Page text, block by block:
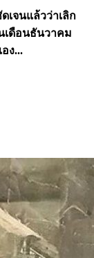
เจนแล้วว่าเลิก
เดือนธันวาคม
ง...